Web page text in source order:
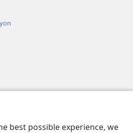
best possible experience, we